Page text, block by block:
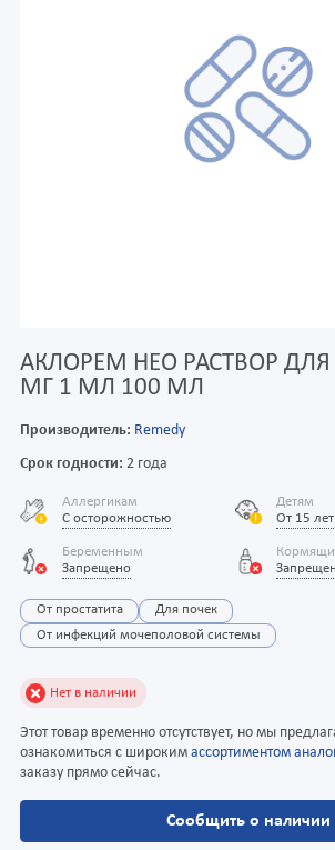
АКЛОРЕМ НЕО РАСТВОР
МГ 1 МЛ 100 МЛ
Производитель: Remedy
Срок годности: 2 года
Аллергикам
С осторожностью
Детям
От 15 лет
Беременным
Запрещено
От простатита
Для почек
От инфекций мочеполовой системы
Нет в наличии
Этот товар временно отсутствует, но мы
ознакомиться с широким ассортиментом
заказу прямо сейчас.
Сообщить о наличии